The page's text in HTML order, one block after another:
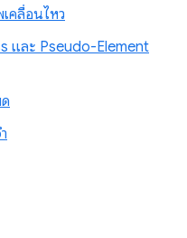
คลื่อนไหว
และ Pseudo-Element